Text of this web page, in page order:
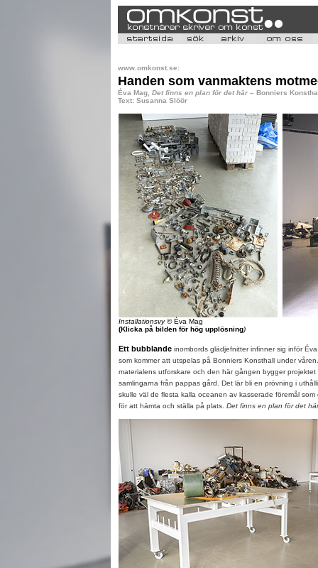
www.omkonst.se:
Handen som vanmaktens
Éva Mag, Det finns en plan för det här– Bonniers
Text: Susanna Slöör
Installationsvy© Éva Mag
(Klicka på bilden för hög upplösning)
Ett bubblandeinombords glädjefnitter infinner sig inför
som kommer att utspelas på Bonniers Konsthall under
materialens utforskare och den här gången bygger
samlingarna från pappas gård. Det lär bli en prövning i
skulle väl de flesta kalla oceanen av kasserade föremål som
för att hämta och ställa på plats. Det finns en plan för det här